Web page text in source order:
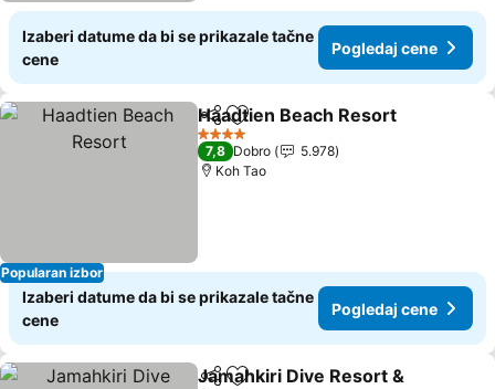
Izaberi datume da bi se prikazale tačne
cene
Pogledaj cene
Popularan izbor
Deli Dodati u favorite
Haadtien Beach Resort
4 Zvezdice
7,8 Dobro
5.978
Koh Tao
Izaberi datume da bi se prikazale tačne
cene
Pogledaj cene
Jamahkiri Dive Resort &